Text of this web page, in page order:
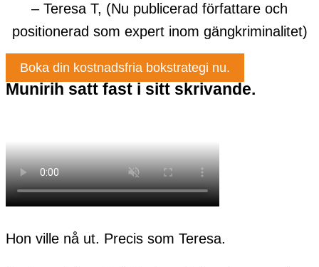
– Teresa T, (Nu publicerad författare och
positionerad som expert inom gängkriminalitet)
Boka din kostnadsfria bokstrategi nu.
Munirih satt fast i sitt skrivande.
Hon ville nå ut. Precis som Teresa.